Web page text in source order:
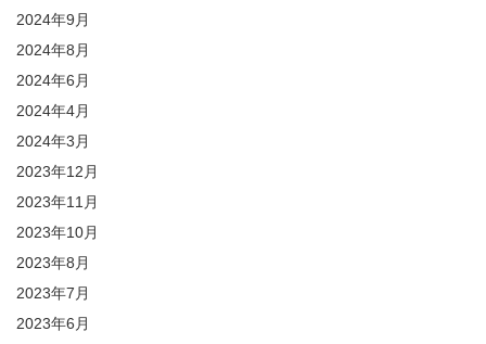
2024年9月
2024年8月
2024年6月
2024年4月
2024年3月
2023年12月
2023年11月
2023年10月
2023年8月
2023年7月
2023年6月